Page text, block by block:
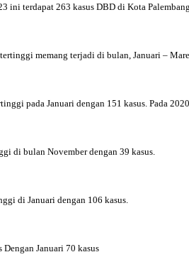
terdapat 263 kasus DBD di Kota
memang terjadi di bulan, Januari –
pada Januari dengan 151 kasus. Pada
di bulan November dengan 39 kasus.
di Januari dengan 106 kasus.
Januari 70 kasus